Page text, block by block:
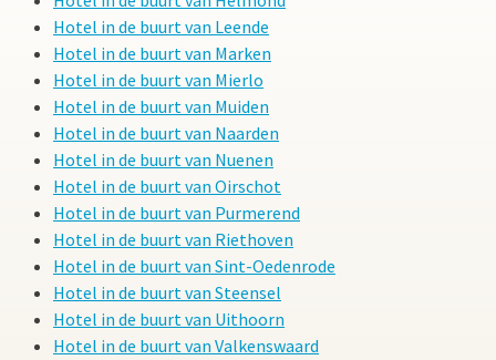
Hotel in de buurt van Leende
Hotel in de buurt van Marken
Hotel in de buurt van Mierlo
Hotel in de buurt van Muiden
Hotel in de buurt van Naarden
Hotel in de buurt van Nuenen
Hotel in de buurt van Oirschot
Hotel in de buurt van Purmerend
Hotel in de buurt van Riethoven
Hotel in de buurt van Sint-Oedenrode
Hotel in de buurt van Steensel
Hotel in de buurt van Uithoorn
Hotel in de buurt van Valkenswaard